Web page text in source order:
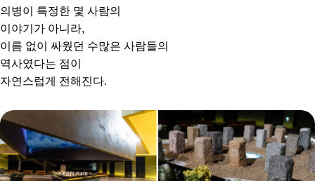
의병이 특정한 몇 사람의
이야기가 아니라,
이름 없이 싸웠던 수많은 사람들의
역사였다는 점이
자연스럽게 전해진다.